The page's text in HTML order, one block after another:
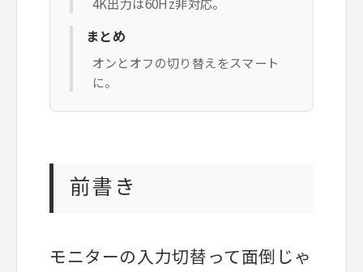
まとめ
オンとオフの切り替えをスマート
に。
前書き
モニターの入力切替って面倒じゃ